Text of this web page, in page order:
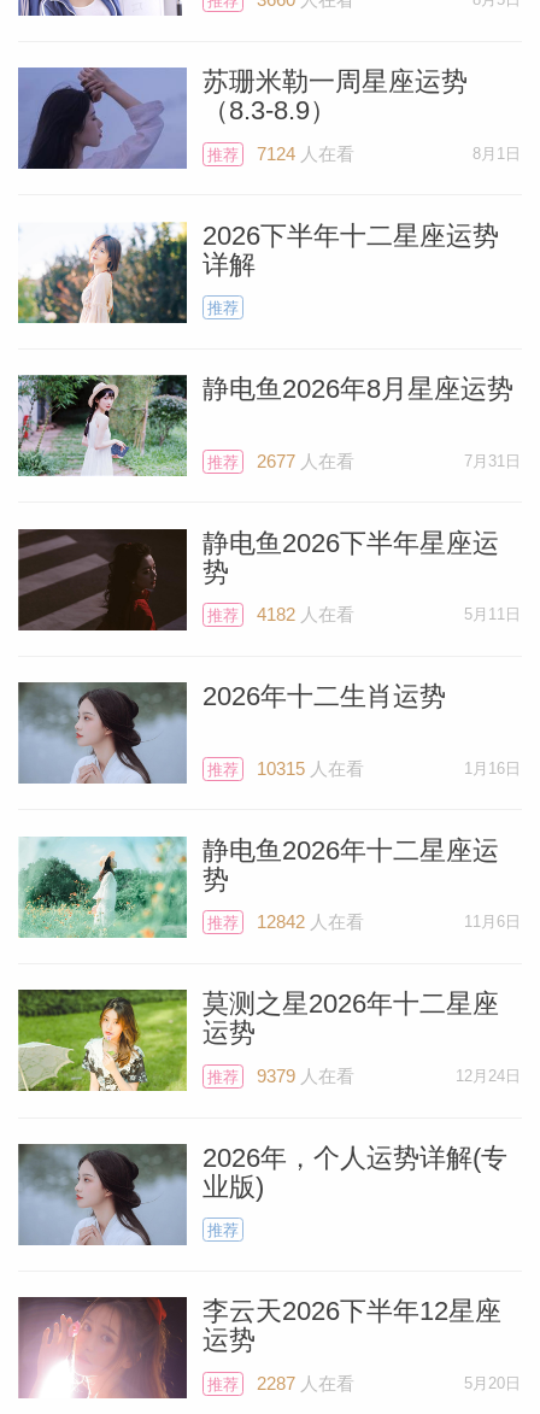
苏珊米勒一周星座运势
（8.3-8.9）
推荐 7124人在看 8月1日
2026下半年十二星座运势
详解
推荐
静电鱼2026年8月星座运势
推荐 2677人在看 7月31日
静电鱼2026下半年星座运
势
推荐 4182人在看 5月11日
2026年十二生肖运势
推荐 10315人在看 1月16日
静电鱼2026年十二星座运
势
推荐 12842人在看 11月6日
莫测之星2026年十二星座
运势
推荐 9379人在看 12月24日
2026年，个人运势详解(专
业版)
推荐
李云天2026下半年12星座
运势
推荐 2287人在看 5月20日